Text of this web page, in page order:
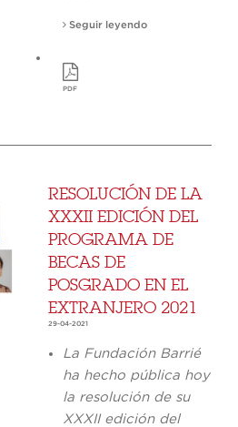
Seguir leyendo
PDF
RESOLUCIÓN DE LA
XXXII EDICIÓN DEL
PROGRAMA DE
BECAS DE
POSGRADO EN EL
EXTRANJERO 2021
29-04-2021
La Fundación Barrié
ha hecho pública hoy
la resolución de su
XXXII edición del